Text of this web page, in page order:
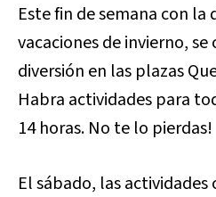
Este fin de semana con la
vacaciones de invierno,
diversión en las plazas
Habra actividades para
14 horas. No te lo pierdas!
El sábado, las